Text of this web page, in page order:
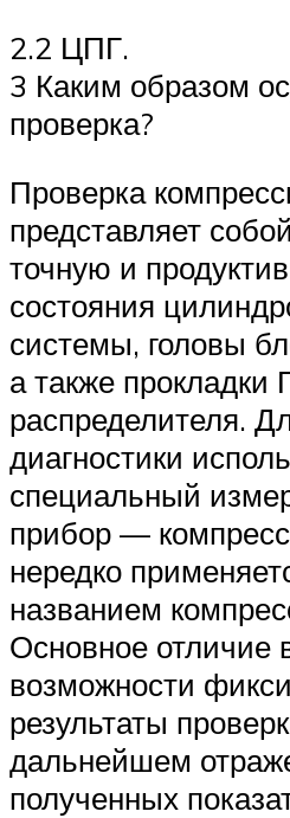
2.2 ЦПГ.
3 Каким образом
проверка?
Проверка
представляет
точную и
состояния
системы, головы
а также прокладки
распределителя.
диагностики
специальный
прибор —
нередко
названием
Основное отличие
возможности
результаты
дальнейшем
полученных